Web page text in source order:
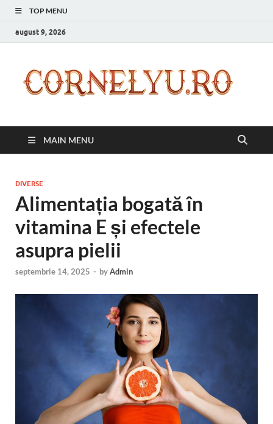
TOP MENU
august 9, 2026
ta mai
MAIN MENU
DIVERSE
Alimentația bogată în
vitamina E și efectele
asupra pielii
septembrie 14, 2025 - byAdmin